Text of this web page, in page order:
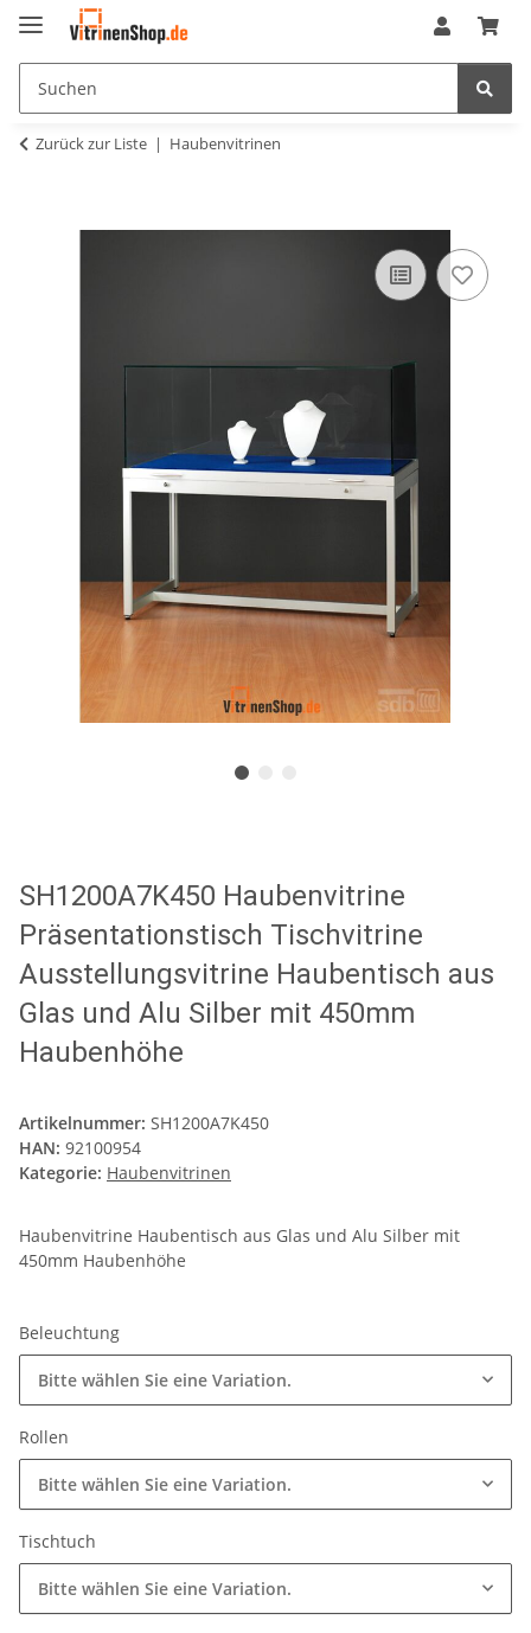
Zurück zur Liste Haubenvitrinen
SH1200A7K450 Haubenvitrine
Präsentationstisch Tischvitrine
Ausstellungsvitrine Haubentisch aus
Glas und Alu Silber mit 450mm
Haubenhöhe
Artikelnummer: SH1200A7K450
HAN: 92100954
Kategorie: Haubenvitrinen
Haubenvitrine Haubentisch aus Glas und Alu Silber mit
450mm Haubenhöhe
Beleuchtung
Bitte wählen Sie eine Variation.
Rollen
Bitte wählen Sie eine Variation.
Tischtuch
Bitte wählen Sie eine Variation.